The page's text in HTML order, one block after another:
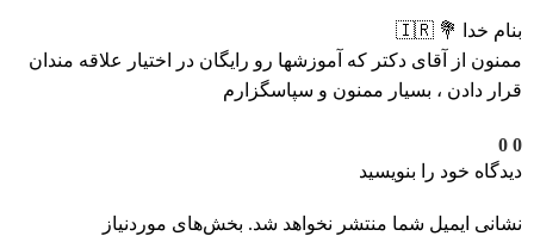
بنام خدا 💐 🇮🇷
ممنون از آقای دکتر که آموزشها رو رایگان در اختیار علاقه مندان
قرار دادن ، بسیار ممنون و سپاسگزارم
0
0
دیدگاه خود را بنویسید
نشانی ایمیل شما منتشر نخواهد شد. بخش‌های موردنیاز